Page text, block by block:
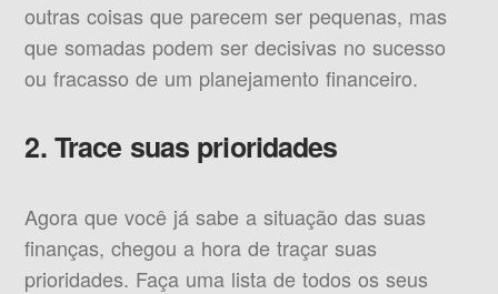
outras coisas que parecem ser pequenas, mas
que somadas podem ser decisivas no sucesso
ou fracasso de um planejamento financeiro.
2. Trace suas prioridades
Agora que você já sabe a situação das suas
finanças, chegou a hora de traçar suas
prioridades. Faça uma lista de todos os seus